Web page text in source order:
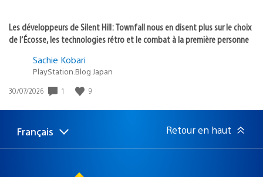
Les développeurs de Silent Hill: Townfall nous en disent plus sur le choix
de l’Écosse, les technologies rétro et le combat à la première personne
Sachie Kobari
PlayStation.Blog Japan
Date
publication
30/07/2026 1 9
Choisir
une
Région
actuelle
Français Retour en haut